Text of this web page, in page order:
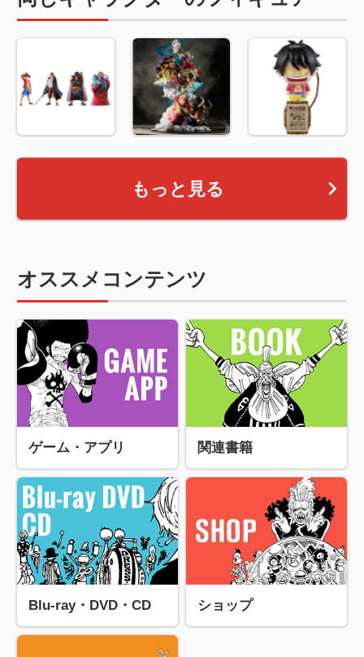
もっと見る
オススメコンテンツ
ゲーム・アプリ 関連書籍
Blu-ray・DVD・CD ショップ